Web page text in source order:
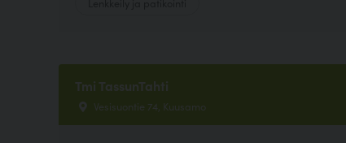
Tmi TassunTahti
Vesisuontie 74, Kuusamo